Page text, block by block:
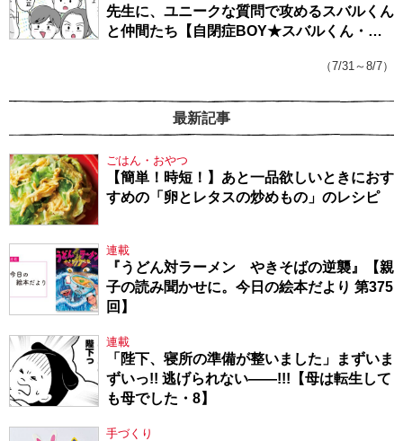
先生に、ユニークな質問で攻めるスバルくん
と仲間たち【自閉症BOY★スバルくん・
（7/31～8/7）
最新記事
ごはん・おやつ
【簡単！時短！】あと一品欲しいときにおす
すめの「卵とレタスの炒めもの」のレシピ
連載
『うどん対ラーメン やきそばの逆襲』【親
子の読み聞かせに。今日の絵本だより 第375
回】
連載
「陛下、寝所の準備が整いました」まずいま
ずいっ!! 逃げられない――!!!【母は転生して
も母でした・8】
手づくり